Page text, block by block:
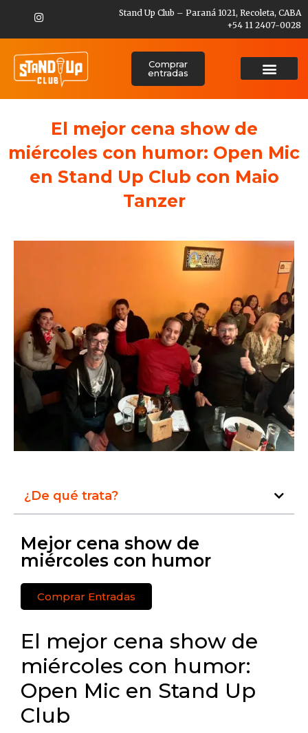
Stand Up Club – Paraná 1021, Recoleta, CABA
+54 11 2407-0028
Comprar
entradas
El mejor cena show de
miércoles con humor: Open Mic
en Stand Up Club con Maio
Tanzer
¿De qué trata?
Mejor cena show de
miércoles con humor
Comprar Entradas
El mejor cena show de
miércoles con humor:
Open Mic en Stand Up
Club